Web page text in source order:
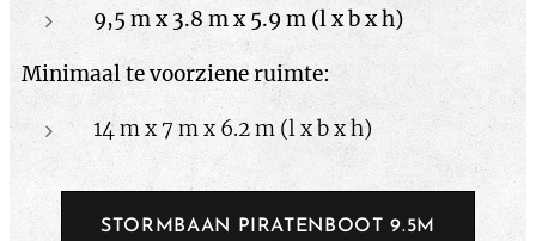
9,5 m x 3.8 m x 5.9 m (l x b x h)
Minimaal te voorziene ruimte:
14 m x 7 m x 6.2 m (l x b x h)
STORMBAAN PIRATENBOOT 9.5M